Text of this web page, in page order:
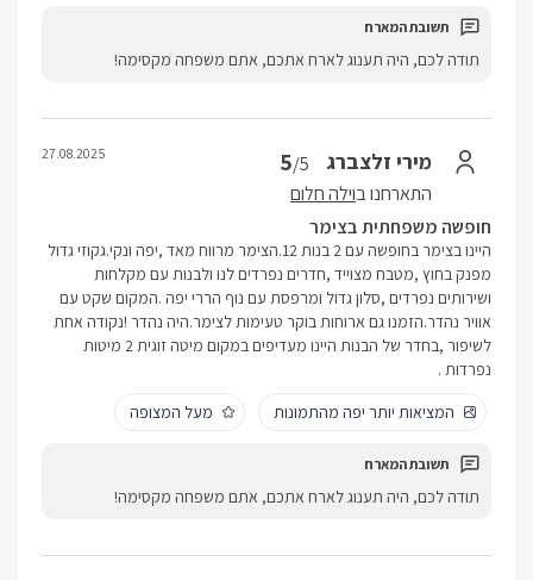
תודה לכם, היה תענוג לארח אתכם, אתם משפחה מקסימה!
מירי זלצברג 5/5
התארחנו בוילה חלום
27.08.2025
חופשה משפחתית בצימר
היינו בצימר בחופשה עם 2 בנות 12.הצימר מרווח מאד ,יפה ונקי.גקוזי גדול
מפנק בחוץ ,מטבח מצוייד ,חדרים נפרדים לנו ולבנות עם מקלחות
ושירותים נפרדים ,סלון גדול ומרפסת עם נוף הררי יפה .המקום שקט עם
אוויר נהדר.הזמנו גם ארוחות בוקר טעימות לצימר.היה נהדר !נקודה אחת
לשיפור ,בחדר של הבנות היינו מעדיפים במקום מיטה זוגית 2 מיטות
נפרדות .
המציאות יותר יפה מהתמונות
מעל המצופה
תודה לכם, היה תענוג לארח אתכם, אתם משפחה מקסימה!